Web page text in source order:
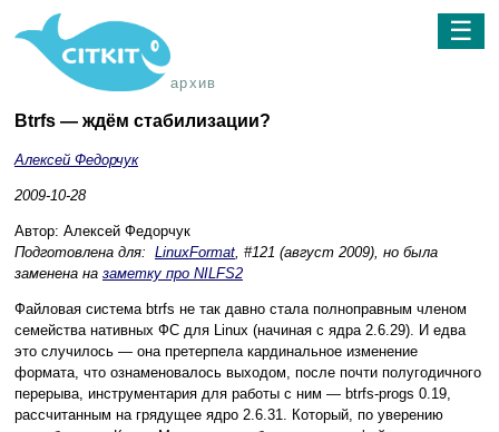
архив
☰
Btrfs — ждём стабилизации?
Алексей Федорчук
2009-10-28
Автор: Алексей Федорчук
Подготовлена для: LinuxFormat, #121 (август 2009), но была
заменена на заметку про NILFS2
Файловая система btrfs не так давно стала полноправным членом
семейства нативных ФС для Linux (начиная с ядра 2.6.29). И едва
это случилось — она претерпела кардинальное изменение
формата, что ознаменовалось выходом, после почти полугодичного
перерыва, инструментария для работы с ним — btrfs-progs 0.19,
рассчитанным на грядущее ядро 2.6.31. Который, по уверению